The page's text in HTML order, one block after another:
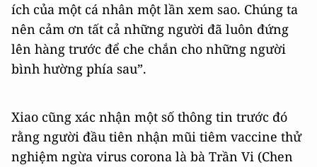
ích của một cá nhân một lần xem sao. Chúng ta
nên cảm ơn tất cả những người đã luôn đứng
lên hàng trước để che chắn cho những người
bình hường phía sau”.
Xiao cũng xác nhận một số thông tin trước đó
rằng người đầu tiên nhận mũi tiêm vaccine thử
nghiệm ngừa virus corona là bà Trần Vi (Chen